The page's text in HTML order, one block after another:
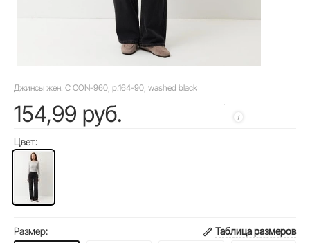
Джинсы жен. C CON-960, р.164-90, washed black
154,99 руб.
Цвет:
Размер: Таблица размеров